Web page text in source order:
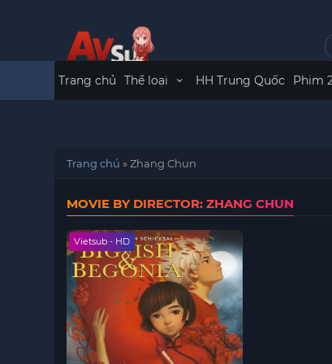
Trang chủ Thể loại HH Trung Quốc Phim
Trang chủ »Zhang Chun
MOVIE BY DIRECTOR: ZHANG CHUN
Vietsub - HD